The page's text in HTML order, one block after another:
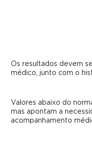
Os resultados devem
médico, junto com o
Valores abaixo do
mas apontam a
acompanhamento